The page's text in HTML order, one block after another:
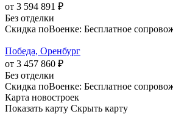
от 3 594 891 ₽
Без отделки
Скидка поВоенке: Бесплатное
Победа, Оренбург
от 3 457 860 ₽
Без отделки
Скидка поВоенке: Бесплатное
Карта новостроек
Показать карту Скрыть карту